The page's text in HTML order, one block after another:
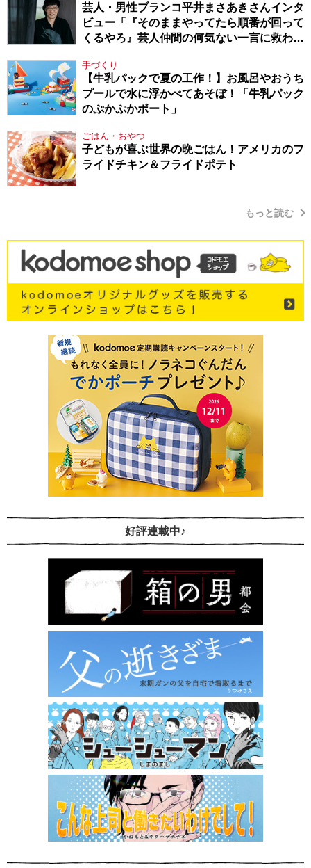
芸人・男性ブランコ平井まさあきさんインタ
ビュー「『そのままやってたら順番が回って
くるやろ』芸人仲間の何気ない一言に救われ
手づくり
【牛乳パックで夏の工作！】お風呂やおうち
プールで水に浮かべてあそぼ！「牛乳パック
のぷかぷかボート」
ごはん・おやつ
子どもが喜ぶ世界の晩ごはん！アメリカのフ
ライドチキン＆フライドポテト
もっと読む
好評連載中♪